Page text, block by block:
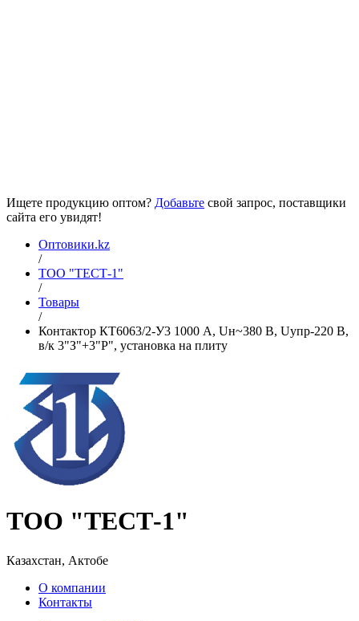
Ищете продукцию оптом? Добавьте свой запрос, поставщики
сайта его увидят!
Оптовики.kz
/
ТОО "ТЕСТ-1"
/
Товары
/
Контактор КТ6063/2-У3 1000 А, Uн~380 В, Uупр-220 В,
в/к 3"З"+3"Р", установка на плиту
ТОО "ТЕСТ-1"
Казахстан, Актобе
О компании
Контакты